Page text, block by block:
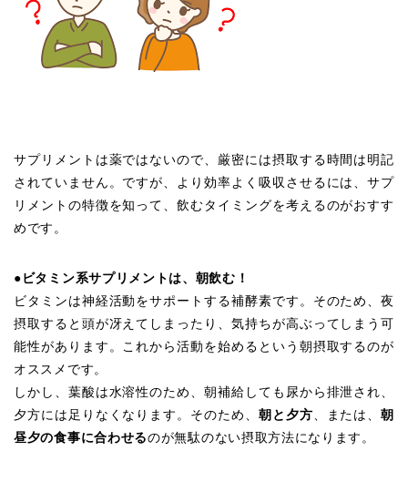
サプリメントは薬ではないので、厳密には摂取する時間は明記
されていません。ですが、より効率よく吸収させるには、サプ
リメントの特徴を知って、飲むタイミングを考えるのがおすす
めです。
●ビタミン系サプリメントは、朝飲む！
ビタミンは神経活動をサポートする補酵素です。そのため、夜
摂取すると頭が冴えてしまったり、気持ちが高ぶってしまう可
能性があります。これから活動を始めるという朝摂取するのが
オススメです。
しかし、葉酸は水溶性のため、朝補給しても尿から排泄され、
夕方には足りなくなります。そのため、 朝と夕方、または、朝
昼夕の食事に合わせるのが無駄のない摂取方法になります。